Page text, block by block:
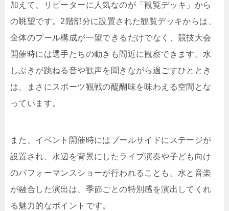
加えて、リピーターに人気なのが「観覧デッキ」から
の眺望です。2階部分に設置された観覧デッキからは、
全体のプール構成が一望できるだけでなく、競技大会
開催時には選手たちの動きも間近に観察できます。水
しぶきが跳ねる音や歓声を聞きながら過ごすひととき
は、まさにスポーツ観戦の醍醐味を味わえる空間とな
っています。
また、イベント開催時にはプールサイドにステージが
設置され、水辺を背景にしたライブ演奏や子ども向け
のパフォーマンスショーが行われることも。水と音楽
が融合した演出は、季節ごとの特別感を演出してくれ
る魅力的なポイントです。